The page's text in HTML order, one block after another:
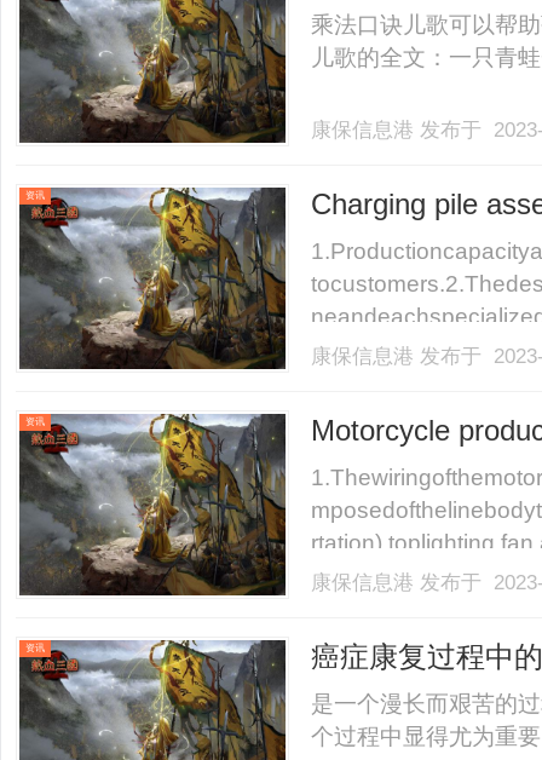
乘法口诀儿歌可以帮
儿歌的全文：一只青
康保信息港 发布于
资讯 Charging pile
.康保信息港 发布于
资讯 Motorcycle
康保信息港 发布于
资讯 癌症康复过程中
是一个漫长而艰苦的
个过程中显得尤为重